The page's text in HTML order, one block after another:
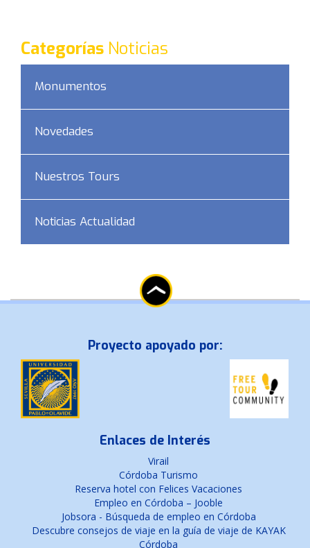
Categorías Noticias
Monumentos
Novedades
Nuestros Tours
Noticias Actualidad
Proyecto apoyado por:
Enlaces de Interés
Virail
Córdoba Turismo
Reserva hotel con Felices Vacaciones
Empleo en Córdoba – Jooble
Jobsora - Búsqueda de empleo en Córdoba
Descubre consejos de viaje en la guía de viaje de KAYAK
Córdoba